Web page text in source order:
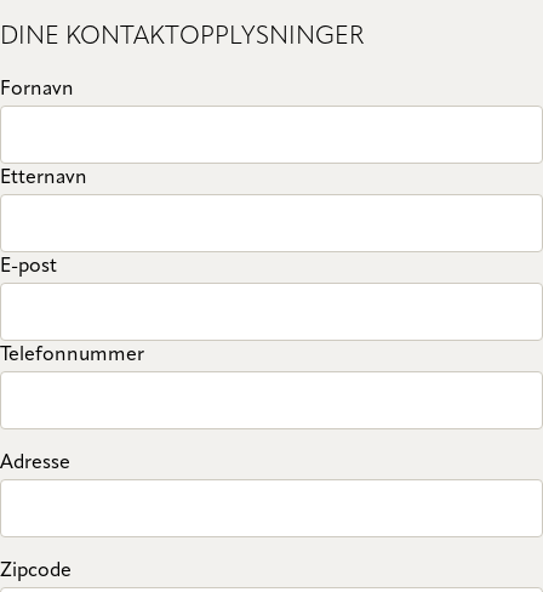
DINE KONTAKTOPPLYSNINGER
Fornavn
Etternavn
E-post
Telefonnummer
Adresse
Zipcode